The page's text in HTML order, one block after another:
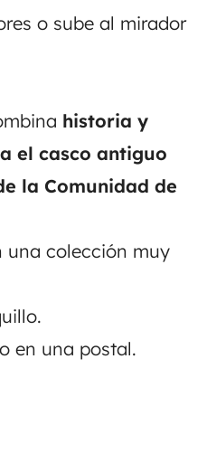
o sube al mirador
historia y
el casco antiguo
la Comunidad de
una colección muy
en una postal.